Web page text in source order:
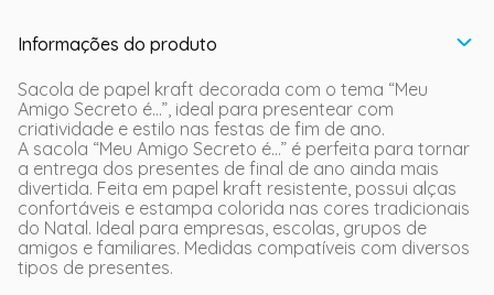
Informações do produto
Sacola de papel kraft decorada com o tema “Meu
Amigo Secreto é...”, ideal para presentear com
criatividade e estilo nas festas de fim de ano.
A sacola “Meu Amigo Secreto é...” é perfeita para tornar
a entrega dos presentes de final de ano ainda mais
divertida. Feita em papel kraft resistente, possui alças
confortáveis e estampa colorida nas cores tradicionais
do Natal. Ideal para empresas, escolas, grupos de
amigos e familiares. Medidas compatíveis com diversos
tipos de presentes.